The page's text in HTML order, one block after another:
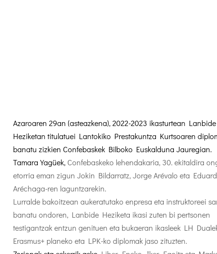
Azaroaren 29an (asteazkena), 2022-2023 ikasturtean Lanbide
Heziketan titulatuei Lantokiko Prestakuntza Kurtsoaren
banatu zizkien Confebaskek Bilboko Euskalduna Jauregian.
Tamara Yagüek, Confebaskeko lehendakaria, 30. ekitaldira
etorria eman zigun Jokin Bildarratz, Jorge Arévalo eta
Aréchaga-ren laguntzarekin.
Lurralde bakoitzean aukeratutako enpresa eta instruktoreei
banatu ondoren, Lanbide Heziketa ikasi zuten bi pertsonen
testigantzak entzun genituen eta bukaeran ikasleek LH
Erasmus+ planeko eta LPK-ko diplomak jaso zituzten.